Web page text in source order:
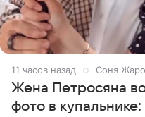
11 часов назад Соня
Жена Петросяна
фото в